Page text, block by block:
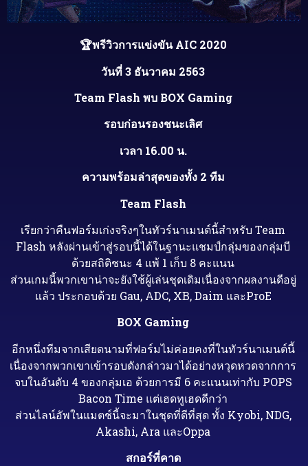
🏆พรีวิวการแข่งขัน AIC 2020
วันที่ 3 ธันวาคม 2563
Team Flash พบ BOX Gaming
รอบก่อนรองชนะเลิศ
เวลา 16.00 น.
ความพร้อมล่าสุดของทั้ง 2 ทีม
Team Flash
เรียกว่าคืนฟอร์มเก่งจริงๆในทัวร์นาเมนต์นี้สำหรับ Team
Flash หลังผ่านเข้าสู่รอบนี้ได้ในฐานะแชมป์กลุ่มของกลุ่มบี
ด้วยสถิติชนะ 4 แพ้ 1 เก็บ 8 คะแนน
ส่วนเกมนี้พวกเขาน่าจะยังใช้ผู้เล่นชุดเดิมเนื่องจากผลงานดีอยู่
แล้ว ประกอบด้วย Gau, ADC, XB, Daim และProE
BOX Gaming
อีกหนึ่งทีมจากเสียดนามที่ฟอร์มไม่ค่อยคงที่ในทัวร์นาเมนต์นี้
เนื่องจากพวกเขาเข้ารอบดังกล่าวมาได้อย่างหวุดหวดจากการ
จบในอันดับ 4 ของกลุ่มเอ ด้วยการมี 6 คะแนนเท่ากับ POPS
Bacon Time แต่เฮดทูเฮดดีกว่า
ส่วนไลน์อัพในแมตช์นี้จะมาในชุดที่ดีที่สุด ทั้ง Kyobi, NDG,
Akashi, Ara และOppa
สกอร์ที่คาด